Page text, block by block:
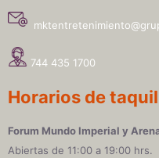
744 435 1700
Horarios de
Forum Mundo Imperial y
Abiertas de 11:00 a 19:00 hrs.